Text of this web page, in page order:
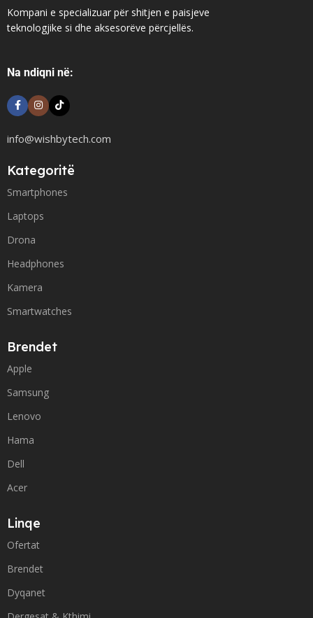
Kompani e specializuar për shitjen e paisjeve
teknologjike si dhe aksesorëve përcjellës.
Na ndiqni në:
info@wishbytech.com
Kategoritë
Smartphones
Laptops
Drona
Headphones
Kamera
Smartwatches
Brendet
Apple
Samsung
Lenovo
Hama
Dell
Acer
Linqe
Ofertat
Brendet
Dyqanet